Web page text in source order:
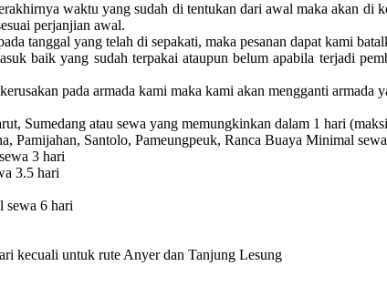
waktu yang sudah di tentukan dari awal maka akan
perjanjian awal.
tanggal yang telah di sepakati, maka pesanan dapat kami
baik yang sudah terpakai ataupun belum apabila terjadi
pada armada kami maka kami akan mengganti
Sumedang atau sewa yang memungkinkan dalam 1 hari
Pamijahan, Santolo, Pameungpeuk, Ranca Buaya Minimal
3 hari
3.5 hari
sewa 6 hari
kecuali untuk rute Anyer dan Tanjung Lesung